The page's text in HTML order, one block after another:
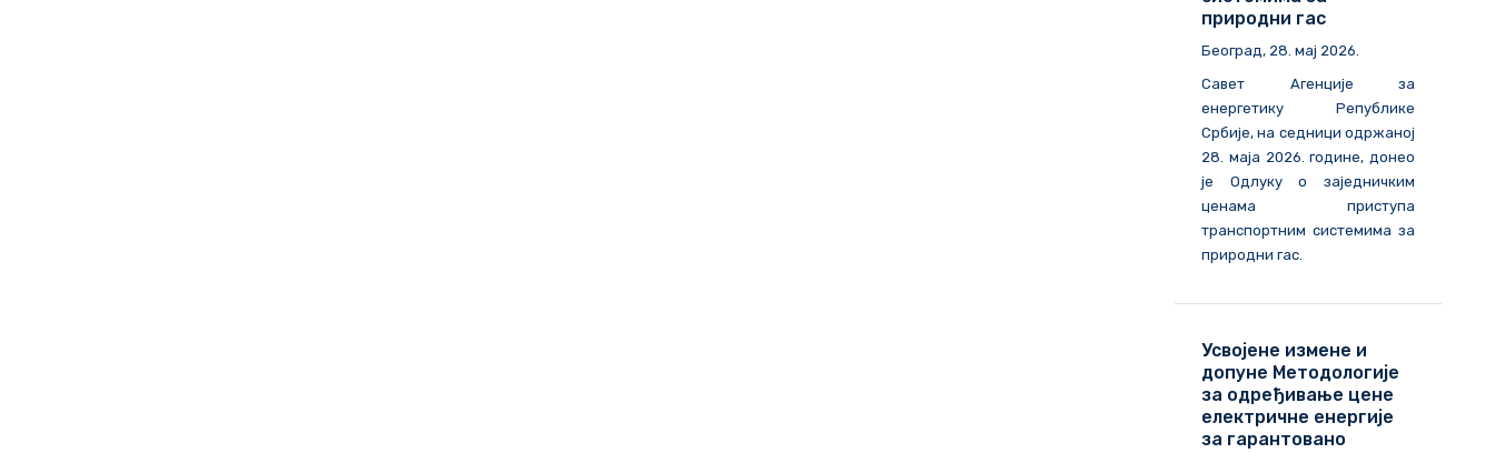
природни гас
Београд, 28. мај 2026.
Савет Агенције за
енергетику Републике
Србије, на седници одржаној
28. маја 2026. године, донео
је Одлуку о заједничким
ценама приступа
транспортним системима за
природни гас.
Усвојене измене и
допуне Методологије
за одређивање цене
електричне енергије
за гарантовано